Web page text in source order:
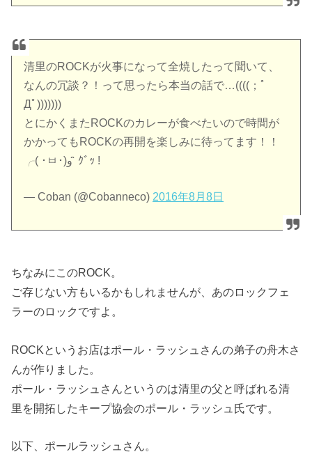
清里のROCKが火事になって全焼したって聞いて、
なんの冗談？！って思ったら本当の話で…((((；ﾟ
Дﾟ)))))))
とにかくまたROCKのカレーが食べたいので時間が
かかってもROCKの再開を楽しみに待ってます！！
╭( ･ㅂ･)و ̑̑ ｸﾞｯ !
— Coban (@Cobanneco) 2016年8月8日
ちなみにこのROCK。
ご存じない方もいるかもしれませんが、あのロックフェ
ラーのロックですよ。
ROCKというお店はポール・ラッシュさんの弟子の舟木さ
んが作りました。
ポール・ラッシュさんというのは清里の父と呼ばれる清
里を開拓したキープ協会のポール・ラッシュ氏です。
以下、ポールラッシュさん。